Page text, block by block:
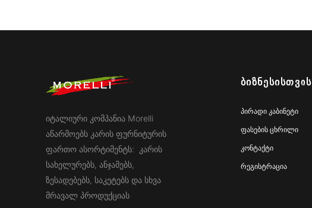
იტალიური კომპანია Morelli
აწარმოებს კარის ფურნიტურის
ფართო ასორტიმენტს: კარის
სახელურებს, ანჯამებს,
ზესადებებს, საკეტებს და სხვა
მრავალ პროდუქციას
ᲑᲘᲖᲜᲔᲡᲘᲡᲗᲕᲘᲡ
პირადი კაბინეტი
ფასების ცხრილი
კონტაქტი
რეგისტრაცია